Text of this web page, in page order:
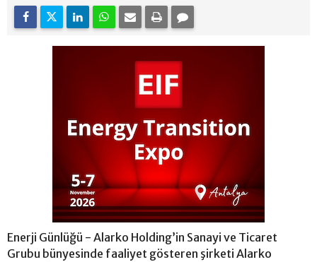
Enerji Günlüğü - Alarko Holding’in Sanayi ve Ticaret
Grubu bünyesinde faaliyet gösteren şirketi Alarko